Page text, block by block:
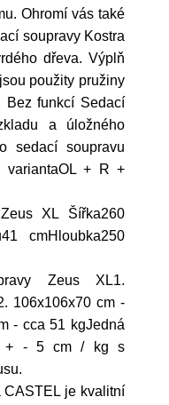
Ohromí vás také
soupravy Kostra
dřeva. Výplň
použity pružiny
Bez funkcí Sedací
a úložného
sedací soupravu
variantaOL + R +
XL Šířka260
cmHloubka250
Zeus XL1.
106x106x70 cm -
- cca 51 kgJedná
+ - 5 cm / kg s
CASTEL je kvalitní